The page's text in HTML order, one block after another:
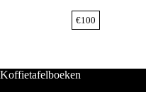
€100
Koffietafelboeken